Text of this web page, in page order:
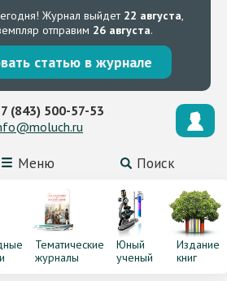
Журнал выйдет 22 августа,
отправим 26 августа.
статью в журнале
Меню Поиск
(843) 500-57-53
Тематические
журналы
Юный
ученый
Издание
книг